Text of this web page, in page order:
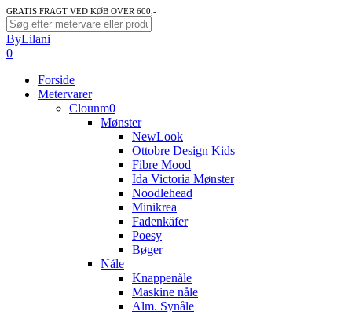
Skip
to
main
content
GRATIS FRAGT VED KØB OVER 600,-
Close
Search
ByLilani
search
account
0
Forside
Metervarer
Clounm0
Mønster
NewLook
Ottobre Design Kids
Fibre Mood
Ida Victoria Mønster
Noodlehead
Minikrea
Fadenkäfer
Poesy
Bøger
Nåle
Knappenåle
Maskine nåle
Alm. Synåle